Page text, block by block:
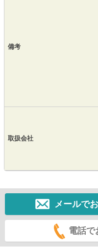
備考
取扱会社
メールで
電話で